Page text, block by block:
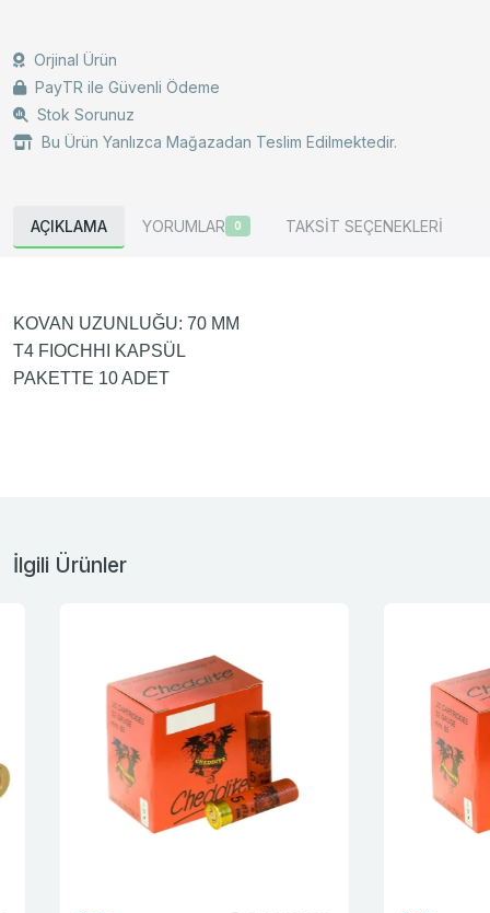
Orjinal Ürün
PayTR ile Güvenli Ödeme
Stok Sorunuz
Bu Ürün Yanlızca Mağazadan Teslim Edilmektedir.
AÇIKLAMA YORUMLAR 0 TAKSİT SEÇENEKLERİ
KOVAN UZUNLUĞU: 70 MM
T4 FIOCHHI KAPSÜL
PAKETTE 10 ADET
İlgili Ürünler